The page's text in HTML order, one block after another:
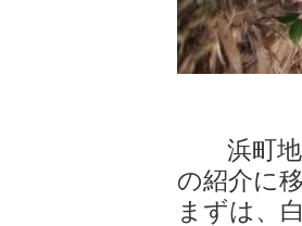
浜町地
の紹介に
まずは、